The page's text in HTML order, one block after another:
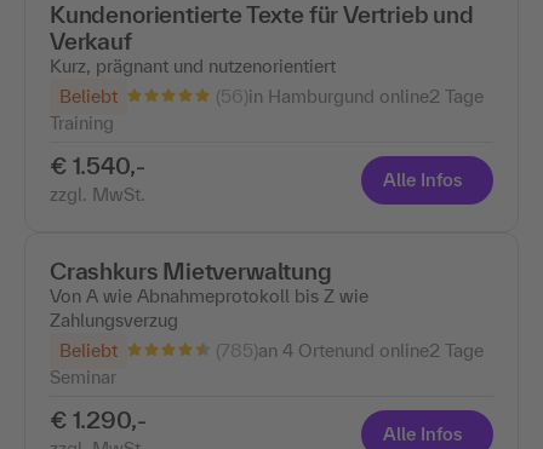
Kundenorientierte Texte für Vertrieb und
Verkauf
Kurz, prägnant und nutzenorientiert
Beliebt
(56)in Hamburgund online2 Tage
Training
€ 1.540,-
zzgl. MwSt.
Alle Infos
Crashkurs Mietverwaltung
Von A wie Abnahmeprotokoll bis Z wie
Zahlungsverzug
Beliebt
(785)an 4 Ortenund online2 Tage
Seminar
€ 1.290,- Alle Infos